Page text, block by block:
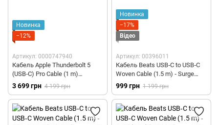
Новинка
−12%
Артикул: 0000747940
Кабель Apple Thunderbolt 5
(USB‑C) Pro Cable (1 m)
(MC9C4)
3 699 грн 4 199 грн
Новинка
−17%
Відео
Артикул: 00396011
Кабель Beats USB‑C to USB‑C
Woven Cable (1.5 m) ‑ Surge
Stone (MDGD4)
999 грн 1 199 грн